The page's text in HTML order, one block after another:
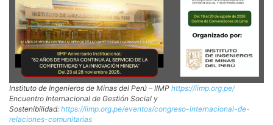
Instituto de Ingenieros de Minas del Perú – IIMP https://iimp.org.pe/
Encuentro Internacional de Gestión Social y
Sostenibilidad: https://iimp.org.pe/eventos/congreso-internacional-de-
relaciones-comunitarias